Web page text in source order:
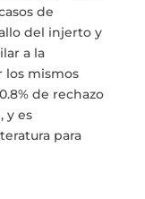
de
del injerto y
a la
los mismos
de rechazo
y es
para